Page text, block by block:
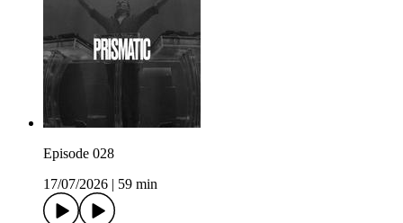
Episode 028
17/07/2026 | 59 min